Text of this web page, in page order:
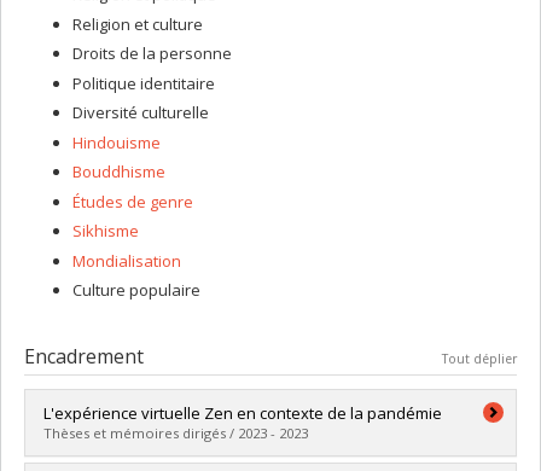
Religion et culture
Droits de la personne
Politique identitaire
Diversité culturelle
Hindouisme
Bouddhisme
Études de genre
Sikhisme
Mondialisation
Culture populaire
Encadrement Tout déplier
L'expérience virtuelle Zen en contexte de la pandémie
Thèses et mémoires dirigés / 2023 - 2023